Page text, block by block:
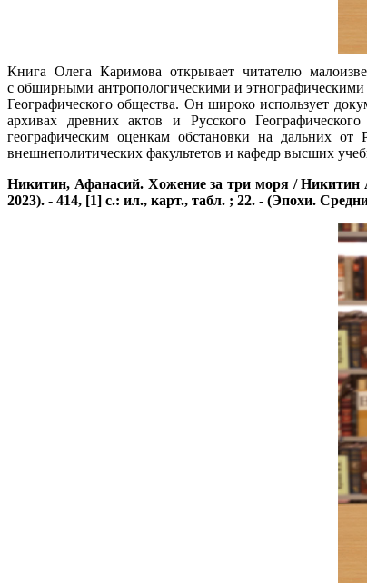
Книга Олега Каримова открывает читателю
с обширными антропологическими и
Географического общества. Он широко использует
архивах древних актов и Русского
географическим оценкам обстановки на дальних от
внешнеполитических факультетов и кафедр высших
Никитин, Афанасий. Хожение за три моря / Никитин
2023). - 414, [1] с.: ил., карт., табл. ; 22. - (Эпохи.